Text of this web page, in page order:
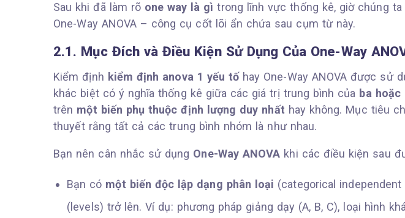
Sau khi đã làm rõ one way là gì trong lĩnh vực thống kê, giờ chúng
One-Way ANOVA – công cụ cốt lõi ẩn chứa sau cụm từ này.
2.1. Mục Đích và Điều Kiện Sử Dụng Của One-Way
Kiểm định kiểm định anova 1 yếu tốhay One-Way ANOVA được sử
khác biệt có ý nghĩa thống kê giữa các giá trị trung bình của ba
trên một biến phụ thuộc định lượng duy nhất hay không. Mục tiêu
thuyết rằng tất cả các trung bình nhóm là như nhau.
Bạn nên cân nhắc sử dụng One-Way ANOVA khi các điều kiện sau
Bạn có một biến độc lập dạng phân loại (categorical
(levels) trở lên. Ví dụ: phương pháp giảng dạy (A, B, C), loại hình